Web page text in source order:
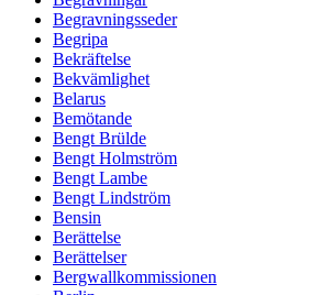
Begravningsseder
Begripa
Bekräftelse
Bekvämlighet
Belarus
Bemötande
Bengt Brülde
Bengt Holmström
Bengt Lambe
Bengt Lindström
Bensin
Berättelse
Berättelser
Bergwallkommissionen